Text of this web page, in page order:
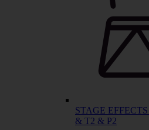
STAGE
& T2 & P2